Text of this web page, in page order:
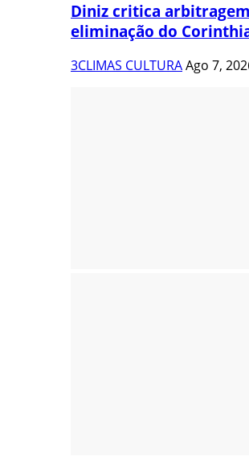
Diniz critica
eliminação do
3CLIMAS CULTURAAgo 7,